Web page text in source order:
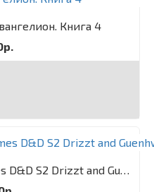
Книга 4
Фигурка Funko POP! Games D&D S2 Drizzt and Guenhwyvar 2PK